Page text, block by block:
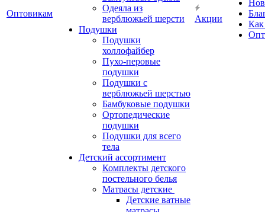
Оптовикам
Одеяла из
верблюжьей шерсти
Подушки
Подушки
холлофайбер
Пухо-перовые
подушки
Подушки с
верблюжьей шерстью
Бамбуковые подушки
Ортопедические
подушки
Подушки для всего
тела
Детский ассортимент
Комплекты детского
постельного белья
Матрасы детские
Детские ватные
Акции
Как